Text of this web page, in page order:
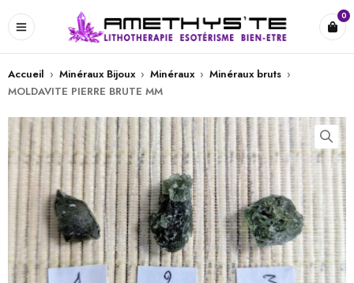
0
Accueil › Minéraux Bijoux › Minéraux › Minéraux bruts ›
MOLDAVITE PIERRE BRUTE MM